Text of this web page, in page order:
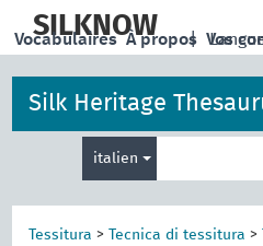
main
SILKNOW |
Vocabulaires À propos Vos
Silk Heritage
italien
de
recherche
Tessitura > Tecnica di tessitura >